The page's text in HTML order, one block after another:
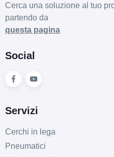
Cerca una soluzione al tuo
partendo da
questa pagina
Social
Servizi
Cerchi in lega
Pneumatici